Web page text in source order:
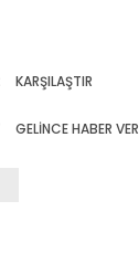
KARŞILAŞTIR
GELINCE HABER VER